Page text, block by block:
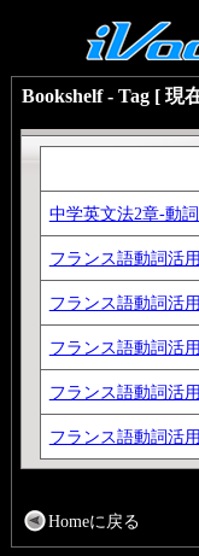
Bookshelf - Tag [ 現
中学英文法2章-動
フランス語動詞活
フランス語動詞活
フランス語動詞活
フランス語動詞活
フランス語動詞活
Homeに戻る